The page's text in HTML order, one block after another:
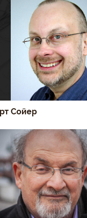
Сойер